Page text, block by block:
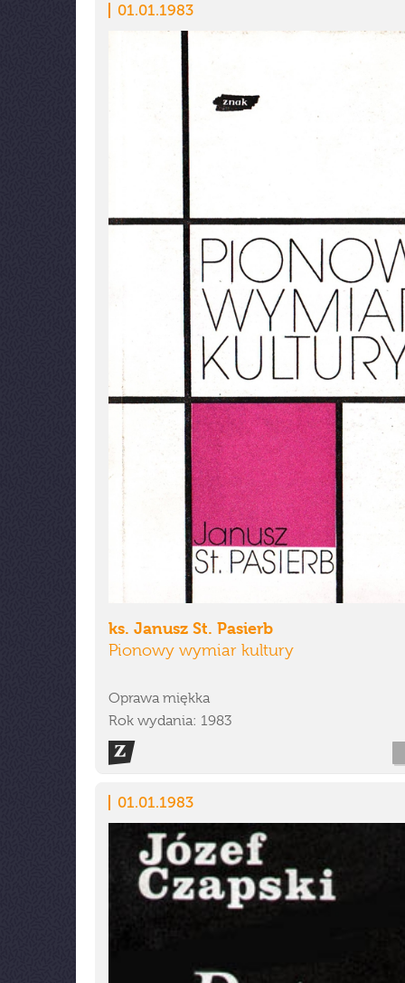
01.01.1983
ks. Janusz St. Pasierb
Pionowy wymiar kultury
Oprawa miękka
Rok wydania: 1983
01.01.1983